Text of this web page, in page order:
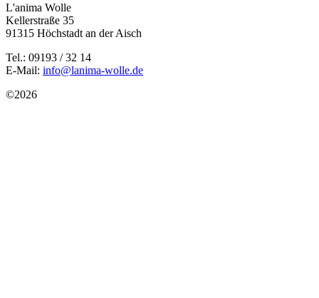
L'anima Wolle
Kellerstraße 35
91315 Höchstadt an der Aisch
Tel.: 09193 / 32 14
E-Mail: info@lanima-wolle.de
©2026